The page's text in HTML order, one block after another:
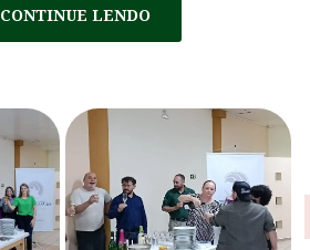
CONTINUE LENDO